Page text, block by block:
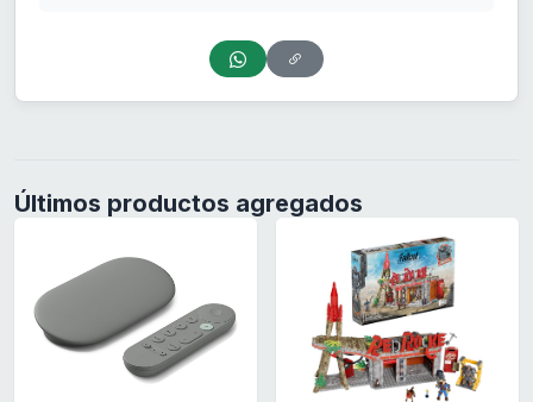
Últimos productos agregados